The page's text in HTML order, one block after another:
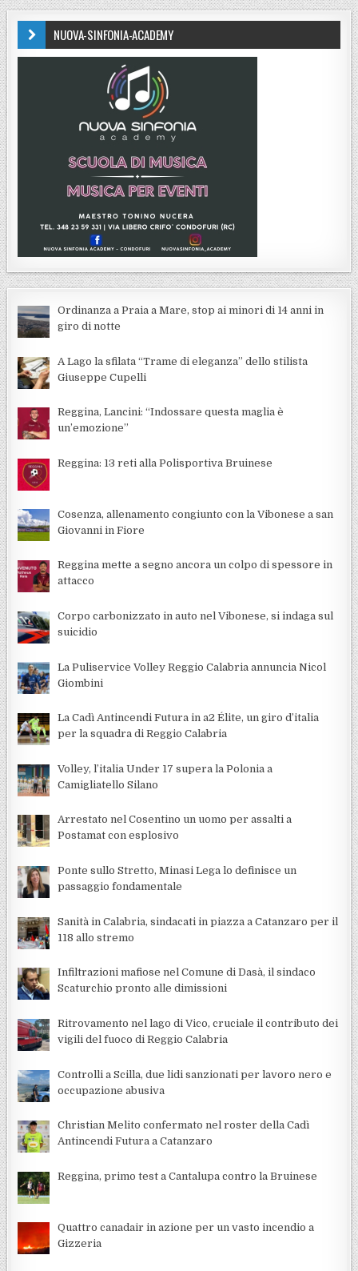
NUOVA-SINFONIA-ACADEMY
Ordinanza a Praia a Mare, stop ai minori di 14 anni in
giro di notte
A Lago la sfilata “Trame di eleganza” dello stilista
Giuseppe Cupelli
Reggina, Lancini: “Indossare questa maglia è
un’emozione”
Reggina: 13 reti alla Polisportiva Bruinese
Cosenza, allenamento congiunto con la Vibonese a san
Giovanni in Fiore
Reggina mette a segno ancora un colpo di spessore in
attacco
Corpo carbonizzato in auto nel Vibonese, si indaga sul
suicidio
La Puliservice Volley Reggio Calabria annuncia Nicol
Giombini
La Cadì Antincendi Futura in a2 Élite, un giro d’italia
per la squadra di Reggio Calabria
Volley, l’italia Under 17 supera la Polonia a
Camigliatello Silano
Arrestato nel Cosentino un uomo per assalti a
Postamat con esplosivo
Ponte sullo Stretto, Minasi Lega lo definisce un
passaggio fondamentale
Sanità in Calabria, sindacati in piazza a Catanzaro per il
118 allo stremo
Infiltrazioni mafiose nel Comune di Dasà, il sindaco
Scaturchio pronto alle dimissioni
Ritrovamento nel lago di Vico, cruciale il contributo dei
vigili del fuoco di Reggio Calabria
Controlli a Scilla, due lidi sanzionati per lavoro nero e
occupazione abusiva
Christian Melito confermato nel roster della Cadì
Antincendi Futura a Catanzaro
Reggina, primo test a Cantalupa contro la Bruinese
Quattro canadair in azione per un vasto incendio a
Gizzeria